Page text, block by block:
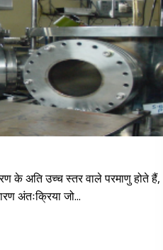
अति उच्च स्तर वाले परमाणु होते हैं,
अंतःक्रिया जो...